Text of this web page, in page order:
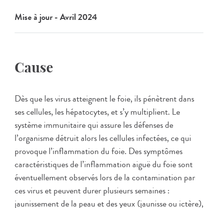
Mise à jour - Avril 2024
Cause
Dès que les virus atteignent le foie, ils pénètrent dans
ses cellules, les hépatocytes, et s’y multiplient. Le
système immunitaire qui assure les défenses de
l’organisme détruit alors les cellules infectées, ce qui
provoque l’inflammation du foie. Des symptômes
caractéristiques de l’inflammation aiguë du foie sont
éventuellement observés lors de la contamination par
ces virus et peuvent durer plusieurs semaines :
jaunissement de la peau et des yeux (jaunisse ou ictère),